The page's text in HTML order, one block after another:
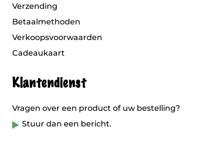
Verzending
Betaalmethoden
Verkoopsvoorwaarden
Cadeaukaart
Klantendienst
Vragen over een product of uw bestelling?
Stuur dan een bericht.